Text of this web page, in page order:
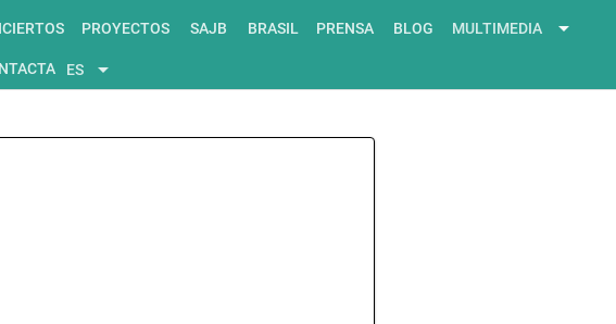
PROYECTOS SAJB BRASIL PRENSA BLOG MULTIMEDIA arrow_drop_down
ES arrow_drop_down